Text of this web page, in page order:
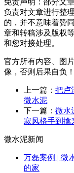
免责声明：部分文
负责对文章进行整
的，并不意味着赞
章和转稿涉及版权
和您对接处理。
官方所有内容、图
像，否则后果自负！
上一篇： 把卢
微水泥
下一篇： 微水
寂风格手到擒
微水泥新闻
万磊案例 | 微
的家